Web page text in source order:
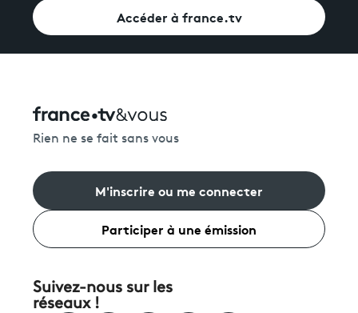
Accéder à france.tv
Rien ne se fait sans vous
M'inscrire ou me connecter
Participer à une émission
Suivez-nous sur les
réseaux !